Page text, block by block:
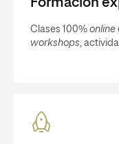
Formación
Clases 100% online
workshops,